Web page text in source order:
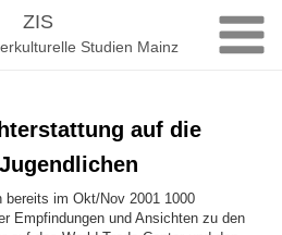
ZIS
Studien Mainz
auf die
bereits im Okt/Nov 2001 1000
Empfindungen und Ansichten zu den